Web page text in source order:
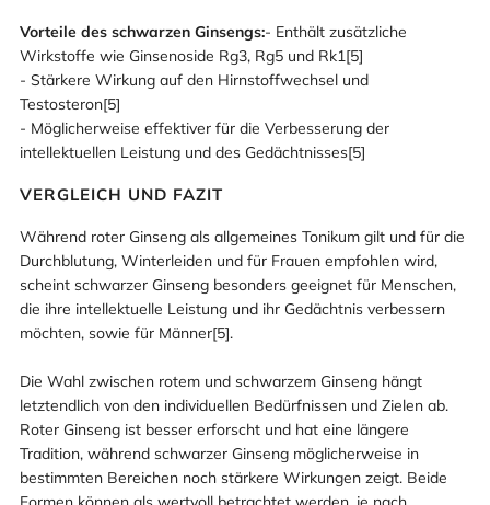
Vorteile des schwarzen Ginsengs:- Enthält zusätzliche
Wirkstoffe wie Ginsenoside Rg3, Rg5 und Rk1[5]
- Stärkere Wirkung auf den Hirnstoffwechsel und
Testosteron[5]
- Möglicherweise effektiver für die Verbesserung der
intellektuellen Leistung und des Gedächtnisses[5]
VERGLEICH UND FAZIT
Während roter Ginseng als allgemeines Tonikum gilt und für die
Durchblutung, Winterleiden und für Frauen empfohlen wird,
scheint schwarzer Ginseng besonders geeignet für Menschen,
die ihre intellektuelle Leistung und ihr Gedächtnis verbessern
möchten, sowie für Männer[5].
Die Wahl zwischen rotem und schwarzem Ginseng hängt
letztendlich von den individuellen Bedürfnissen und Zielen ab.
Roter Ginseng ist besser erforscht und hat eine längere
Tradition, während schwarzer Ginseng möglicherweise in
bestimmten Bereichen noch stärkere Wirkungen zeigt. Beide